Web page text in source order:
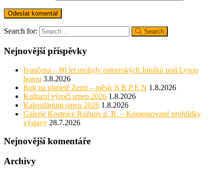
Search for: Search
Nejnovější příspěvky
Ivančena – 80 let mohyly ostravských Junáků pod Lysou
horou 3.8.2026
Rok na planetě Zemi – měsíc S R P E N 1.8.2026
Kulturní výročí srpen 2026 1.8.2026
Kalendárium srpen 2026 1.8.2026
Galerie Kostnice Rožnov p. R. – Komentované prohlídky
výstavy 28.7.2026
Nejnovější komentáře
Archivy